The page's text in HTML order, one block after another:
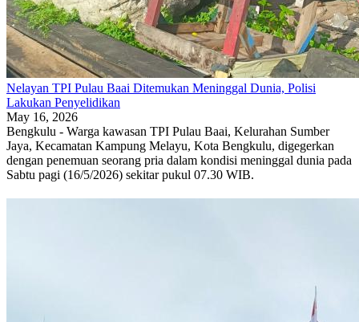
Nelayan TPI Pulau Baai Ditemukan Meninggal Dunia, Polisi
Lakukan Penyelidikan
May 16, 2026
Bengkulu - Warga kawasan TPI Pulau Baai, Kelurahan Sumber
Jaya, Kecamatan Kampung Melayu, Kota Bengkulu, digegerkan
dengan penemuan seorang pria dalam kondisi meninggal dunia pada
Sabtu pagi (16/5/2026) sekitar pukul 07.30 WIB.